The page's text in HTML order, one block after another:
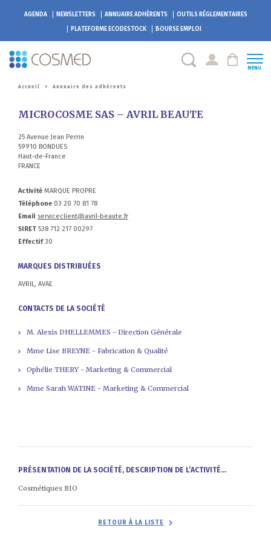
AGENDA NEWSLETTERS ANNUAIRE ADHÉRENTS
OUTILS RÉGLEMENTAIRES
PLATEFORMEECODESTOCK BOURSE EMPLOI
MENU
Accueil > Annuaire des adhérents
MICROCOSME SAS – AVRIL BEAUTE
25 Avenue Jean Perrin
59910 BONDUES
Haut-de-France
FRANCE
Activité MARQUE PROPRE
Téléphone 03 20 70 81 78
Email serviceclient@avril-beaute.fr
SIRET 538 712 217 00297
Effectif30
MARQUES DISTRIBUÉES
AVRIL, AVAE
CONTACTS DE LA SOCIÉTÉ
M. Alexis DHELLEMMES - Direction Générale
Mme Lise BREYNE - Fabrication & Qualité
Ophélie THERY - Marketing & Commercial
Mme Sarah WATINE - Marketing & Commercial
PRÉSENTATION DE LA SOCIÉTÉ, DESCRIPTION DE L’ACTIVITÉ...
Cosmétiques BIO
RETOUR À LA LISTE